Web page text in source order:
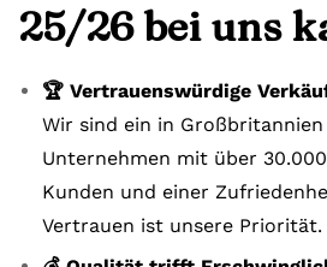
25/26 bei uns
🏆 Vertrauenswürdige
Wir sind ein in Großbritannien
Unternehmen mit über
Kunden und einer
Vertrauen ist unsere Priorität.